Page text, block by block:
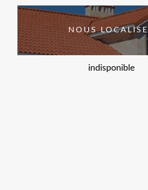
NOUS
indisponible